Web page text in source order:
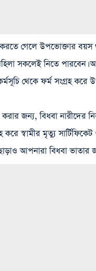
গেলে উপভোক্তার বয়স
সকলেই নিতে পারবেন।
থেকে ফর্ম সংগ্রহ
জন্য, বিধবা নারীদের
করে স্বামীর মৃত্যু
আপনারা বিধবা